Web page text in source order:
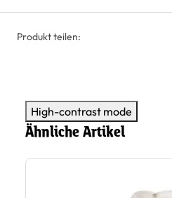
Produkt teilen:
High-contrast mode
Ähnliche Artikel